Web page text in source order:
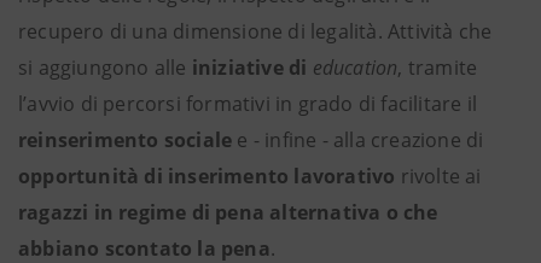
recupero di una dimensione di legalità. Attività che
si aggiungono alle iniziative di education, tramite
l’avvio di percorsi formativi in grado di facilitare il
reinserimento sociale e - infine - alla creazione di
opportunità di inserimento lavorativo rivolte ai
ragazzi in regime di pena alternativa o che
abbiano scontato la pena.